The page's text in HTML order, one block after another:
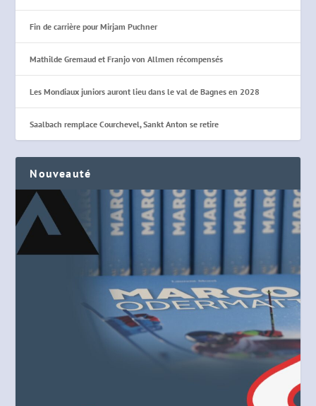
Fin de carrière pour Mirjam Puchner
Mathilde Gremaud et Franjo von Allmen récompensés
Les Mondiaux juniors auront lieu dans le val de Bagnes en 2028
Saalbach remplace Courchevel, Sankt Anton se retire
Nouveauté